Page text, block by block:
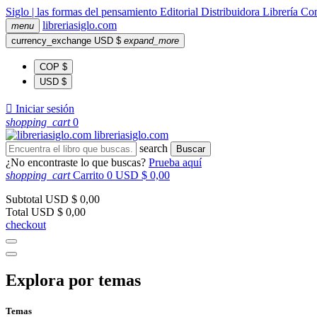
Siglo | las formas del pensamiento Editorial Distribuidora Librería
menu libreriasiglo.com
currency_exchange USD $ expand_more
COP $
USD $
 Iniciar sesión
shopping_cart 0
libreriasiglo.com
search
Buscar
¿No encontraste lo que buscas? Prueba aquí
shopping_cart Carrito 0 USD $ 0,00
Subtotal USD $ 0,00
Total USD $ 0,00
checkout
Explora por temas
Temas